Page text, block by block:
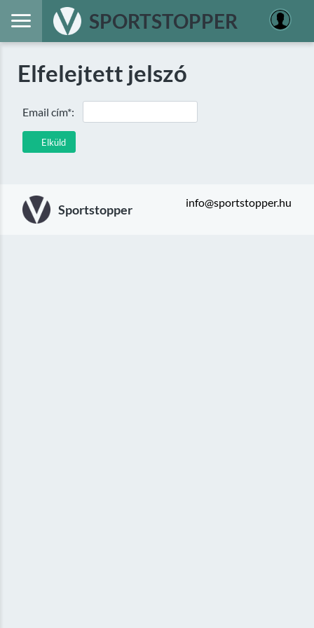
SPORTSTOPPER
Elfelejtett jelszó
Elküld
Email cím*:
Sportstopper info@sportstopper.hu